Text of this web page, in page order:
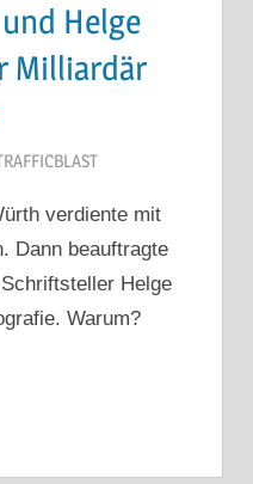
Helge
Milliardär
verdiente mit
Dann beauftragte
Helge
Warum?